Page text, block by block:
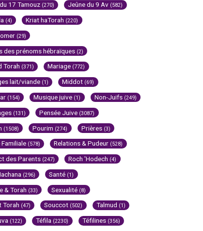
17 Tamouz (270) Jeûne du 9 Av (582)
(4) Kriat haTorah (220)
(29)
des prénoms hébraïques (2)
Torah (371) Mariage (772)
lait/viande (1) Middot (69)
(154) Musique juive (1) Non-Juifs (249)
(131) Pensée Juive (3087)
(1508) Pourim (274) Prières (3)
(578) Relations & Pudeur (528)
des Parents (247) Roch 'Hodech (4)
(296) Santé (1)
& Torah (33) Sexualité (8)
Torah (47) Souccot (502) Talmud (1)
(122) Téfila (2230) Téfilines (356)